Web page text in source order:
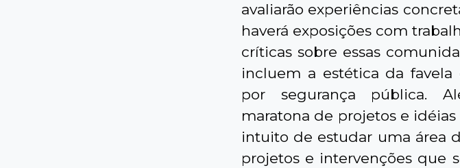
avaliarão experiências
haverá exposições com
críticas sobre essas
incluem a estética da favela
por segurança pública.
maratona de projetos e
intuito de estudar uma área
projetos e intervenções que